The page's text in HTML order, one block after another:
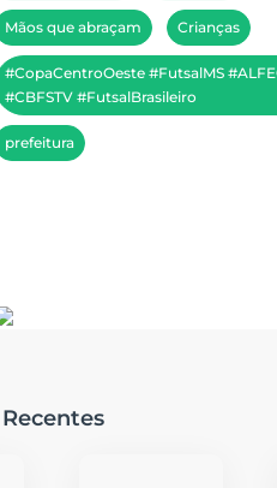
Mãos que abraçam Crianças
#CopaCentroOeste #FutsalMS
#CBFSTV #FutsalBrasileiro
prefeitura